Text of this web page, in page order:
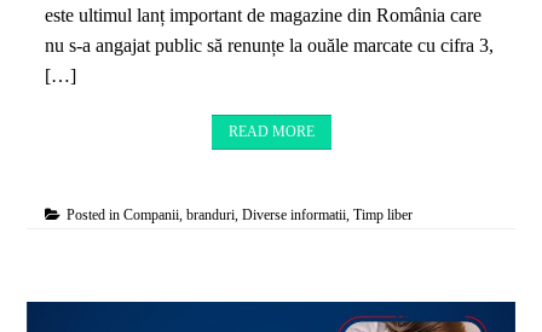
este ultimul lanț important de magazine din România care
nu s-a angajat public să renunțe la ouăle marcate cu cifra 3,
[…]
READ MORE
Posted inCompanii, branduri ,Diverse informatii ,Timp liber